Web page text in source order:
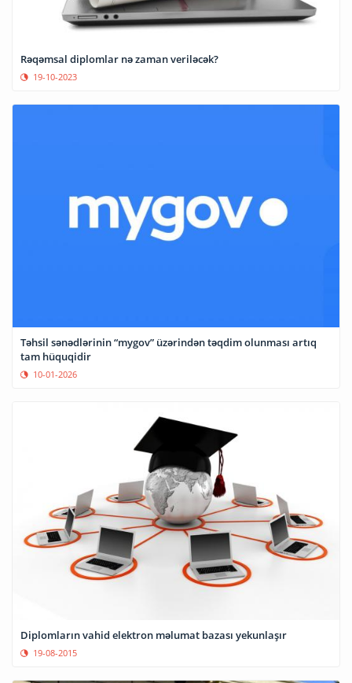
Rəqəmsal diplomlar nə zaman veriləcək?
19-10-2023
Təhsil sənədlərinin “mygov” üzərindən təqdim olunması artıq
tam hüquqidir
10-01-2026
Diplomların vahid elektron məlumat bazası yekunlaşır
19-08-2015